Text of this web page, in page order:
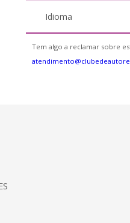
Idioma
Tem algo a reclamar sobre